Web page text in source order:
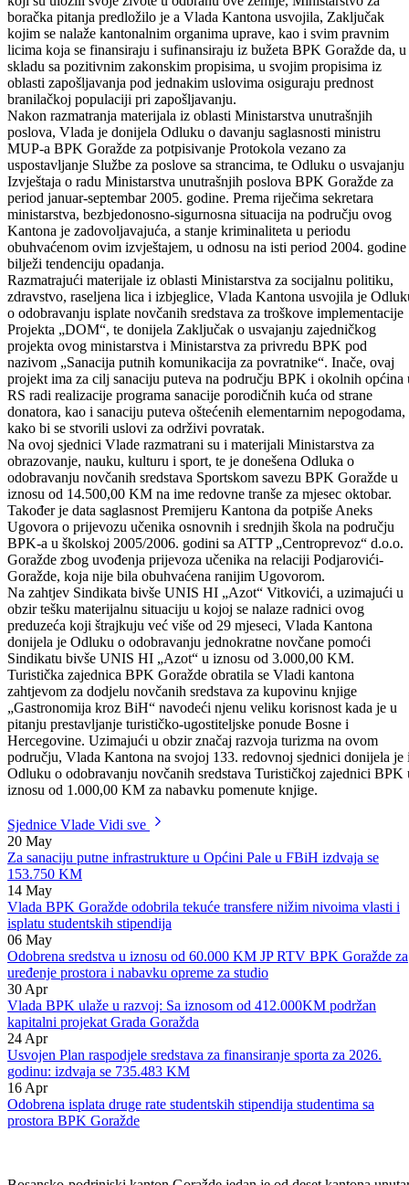
pravima boraca u BPK Goražde iz okvira njihovih nadležnosti.
Uzimajući u obzir tešku ekonomsku situaciju i nezavidan položaj ljudi
koji su uložili svoje živote u odbranu ove zemlje, Ministarstvo za
boračka pitanja predložilo je a Vlada Kantona usvojila, Zaključak
kojim se nalaže kantonalnim organima uprave, kao i svim pravnim
licima koja se finansiraju i sufinansiraju iz bužeta BPK Goražde da, u
skladu sa pozitivnim zakonskim propisima, u svojim propisima iz
oblasti zapošljavanja pod jednakim uslovima osiguraju prednost
branilačkoj populaciji pri zapošljavanju.
Nakon razmatranja materijala iz oblasti Ministarstva unutrašnjih
poslova, Vlada je donijela Odluku o davanju saglasnosti ministru
MUP-a BPK Goražde za potpisivanje Protokola vezano za
uspostavljanje Službe za poslove sa strancima, te Odluku o usvajanju
Izvještaja o radu Ministarstva unutrašnjih poslova BPK Goražde za
period januar-septembar 2005. godine. Prema riječima sekretara
ministarstva, bezbjedonosno-sigurnosna situacija na području ovog
Kantona je zadovoljavajuća, a stanje kriminaliteta u periodu
obuhvaćenom ovim izvještajem, u odnosu na isti period 2004. godine
bilježi tendenciju opadanja.
Razmatrajući materijale iz oblasti Ministarstva za socijalnu politiku,
zdravstvo, raseljena lica i izbjeglice, Vlada Kantona usvojila je
o odobravanju isplate novčanih sredstava za troškove implementacije
Projekta „DOM“, te donijela Zaključak o usvajanju zajedničkog
projekta ovog ministarstva i Ministarstva za privredu BPK pod
nazivom „Sanacija putnih komunikacija za povratnike“. Inače, ovaj
projekt ima za cilj sanaciju puteva na području BPK i okolnih općina
RS radi realizacije programa sanacije porodičnih kuća od strane
donatora, kao i sanaciju puteva oštećenih elementarnim nepogodama,
kako bi se stvorili uslovi za održivi povratak.
Na ovoj sjednici Vlade razmatrani su i materijali Ministarstva za
obrazovanje, nauku, kulturu i sport, te je donešena Odluka o
odobravanju novčanih sredstava Sportskom savezu BPK Goražde u
iznosu od 14.500,00 KM na ime redovne tranše za mjesec oktobar.
Također je data saglasnost Premijeru Kantona da potpiše Aneks
Ugovora o prijevozu učenika osnovnih i srednjih škola na području
BPK-a u školskoj 2005/2006. godini sa ATTP „Centroprevoz“ d.o.o.
Goražde zbog uvođenja prijevoza učenika na relaciji Podjarovići-
Goražde, koja nije bila obuhvaćena ranijim Ugovorom.
Na zahtjev Sindikata bivše UNIS HI „Azot“ Vitkovići, a uzimajući u
obzir tešku materijalnu situaciju u kojoj se nalaze radnici ovog
preduzeća koji štrajkuju već više od 29 mjeseci, Vlada Kantona
donijela je Odluku o odobravanju jednokratne novčane pomoći
Sindikatu bivše UNIS HI „Azot“ u iznosu od 3.000,00 KM.
Turistička zajednica BPK Goražde obratila se Vladi kantona
zahtjevom za dodjelu novčanih sredstava za kupovinu knjige
„Gastronomija kroz BiH“ navodeći njenu veliku korisnost kada je u
pitanju prestavljanje turističko-ugostiteljske ponude Bosne i
Hercegovine. Uzimajući u obzir značaj razvoja turizma na ovom
Odluku o odobravanju novčanih sredstava Turističkoj zajednici BPK
iznosu od 1.000,00 KM za nabavku pomenute knjige.
Sjednice Vlade
20 May
Za sanaciju putne infrastrukture u Općini Pale u FBiH izdvaja se
153.750 KM
14 May
Vlada BPK Goražde odobrila tekuće transfere nižim nivoima vlasti i
isplatu studentskih stipendija
06 May
Odobrena sredstva u iznosu od 60.000 KM JP RTV BPK Goražde za
uređenje prostora i nabavku opreme za studio
30 Apr
Vlada BPK ulaže u razvoj: Sa iznosom od 412.000KM podržan
kapitalni projekat Grada Goražda
24 Apr
Usvojen Plan raspodjele sredstava za finansiranje sporta za 2026.
godinu: izdvaja se 735.483 KM